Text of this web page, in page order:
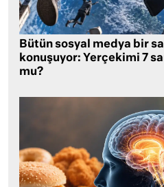
Bütün sosyal medya bir
konuşuyor: Yerçekimi 7
mu?